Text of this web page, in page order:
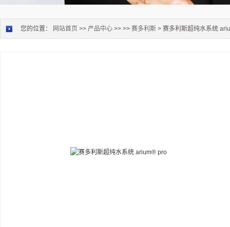
您的位置： 网站首页 >> 产品中心 >> >> 赛多利斯 > 赛多利斯超纯水系统